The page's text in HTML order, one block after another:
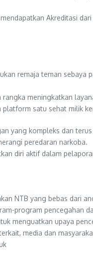
Akreditasi
remaja teman sebaya
meningkatkan
satu sehat milik
yang kompleks dan
peredaran narkoba.
diri aktif dalam
NTB yang bebas dari
program pencegahan
menguatkan upaya
media dan